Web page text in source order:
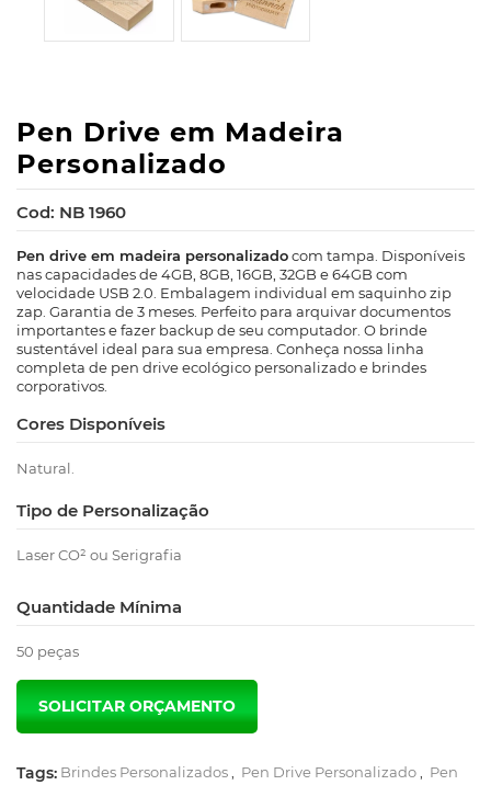
Pen Drive em Madeira
Personalizado
Cod: NB 1960
Pen drive em madeira personalizadocom tampa. Disponíveis
nas capacidades de 4GB, 8GB, 16GB, 32GB e 64GB com
velocidade USB 2.0. Embalagem individual em saquinho zip
zap. Garantia de 3 meses. Perfeito para arquivar documentos
importantes e fazer backup de seu computador. O brinde
sustentável ideal para sua empresa. Conheça nossa linha
completa de pen drive ecológico personalizado e brindes
corporativos.
Cores Disponíveis
Natural.
Tipo de Personalização
Laser CO² ou Serigrafia
Quantidade Mínima
50 peças
Tags: Brindes Personalizados Pen Drive Personalizado
Pen